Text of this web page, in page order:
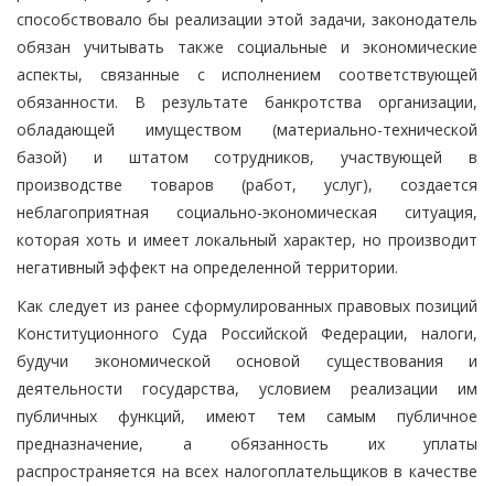
способствовало бы реализации этой задачи, законодатель
обязан учитывать также социальные и экономические
аспекты, связанные с исполнением соответствующей
обязанности. В результате банкротства организации,
обладающей имуществом (материально-технической
базой) и штатом сотрудников, участвующей в
производстве товаров (работ, услуг), создается
неблагоприятная социально-экономическая ситуация,
которая хоть и имеет локальный характер, но производит
негативный эффект на определенной территории.
Как следует из ранее сформулированных правовых позиций
Конституционного Суда Российской Федерации, налоги,
будучи экономической основой существования и
деятельности государства, условием реализации им
публичных функций, имеют тем самым публичное
предназначение, а обязанность их уплаты
распространяется на всех налогоплательщиков в качестве